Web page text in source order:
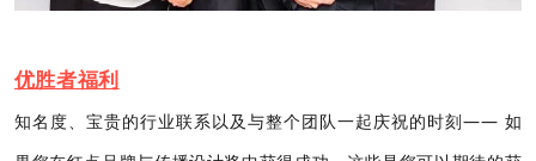
优胜者福利
知名度、宝贵的行业联系以及与整个团队一起庆祝的时刻—— 如